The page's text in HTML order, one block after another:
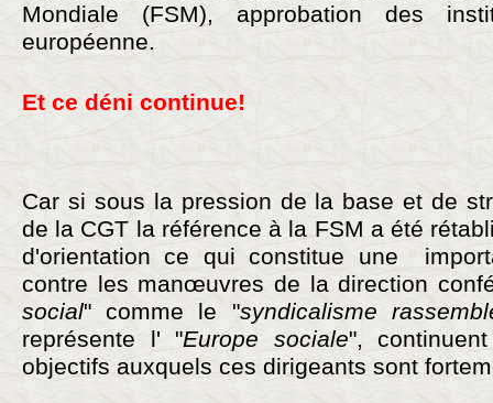
Mondiale (FSM), approbation des
européenne.
Et ce déni continue!
Car si sous la pression de la base et de
de la CGT la référence à la FSM a été
d'orientation ce qui constitue une
contre les manœuvres de la direction
social" comme le "syndicalisme
représente l' "Europe sociale",
objectifs auxquels ces dirigeants sont